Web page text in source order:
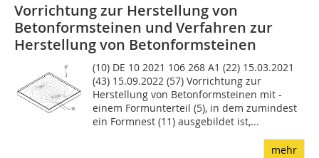
Vorrichtung zur Herstellung von
Betonformsteinen und Verfahren zur
Herstellung von Betonformsteinen
(10) DE 10 2021 106 268 A1 (22) 15.03.2021
(43) 15.09.2022 (57) Vorrichtung zur
Herstellung von Betonformsteinen mit -
einem Formunterteil (5), in dem zumindest
ein Formnest (11) ausgebildet ist,...
mehr